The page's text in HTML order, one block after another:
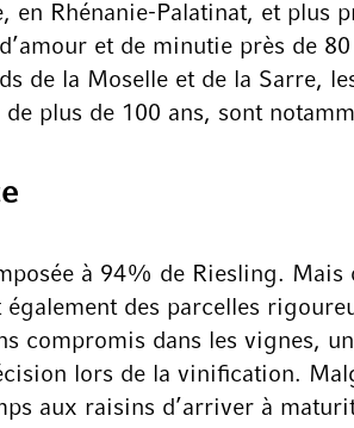
Rhénanie-Palatinat, et plus
et de minutie près de
de la Moselle et de la Sarre,
plus de 100 ans, sont
à 94% de Riesling.
des parcelles
compromis dans les vignes,
lors de la vinification.
aux raisins d’arriver à